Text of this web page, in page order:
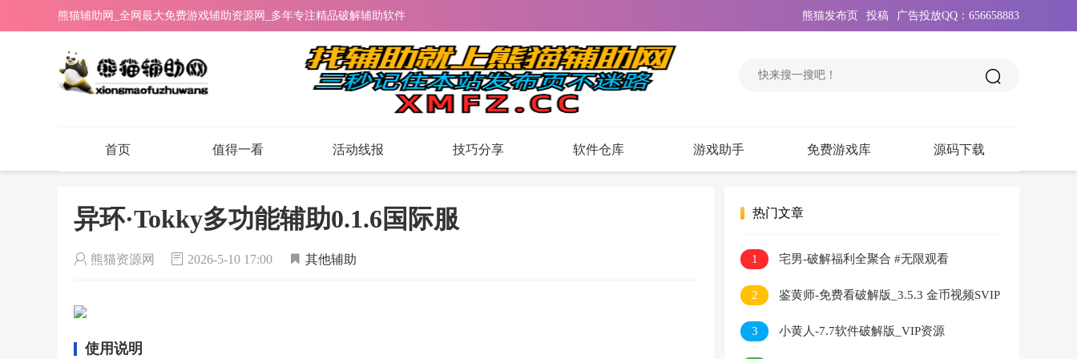
熊猫辅助网_全网最大免费游戏辅助资源网_多年专注精品破解辅助软件 广告投放QQ：656658883
投稿
熊猫发布页
首页 值得一看 活动线报 技巧分享 软件仓库 游戏助手 免费游戏库 源码下载
异环·Tokky多功能辅助0.1.6国际服
熊猫资源网 2026-5-10 17:00 其他辅助
使用说明
热门文章
1 宅男-破解福利全聚合 #无限观看
2
鉴黄师-免费看破解版_3.5.3 金币视频SVIP
无限看
3
小黄人-7.7软件破解版_VIP资源